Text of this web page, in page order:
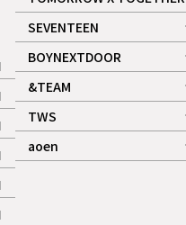
記事
ギャラリー
SEVENTEEN
記事
BOYNEXTDOOR
記事
&TEAM
記事
ギャラリー
TWS
記事
aoen
記事